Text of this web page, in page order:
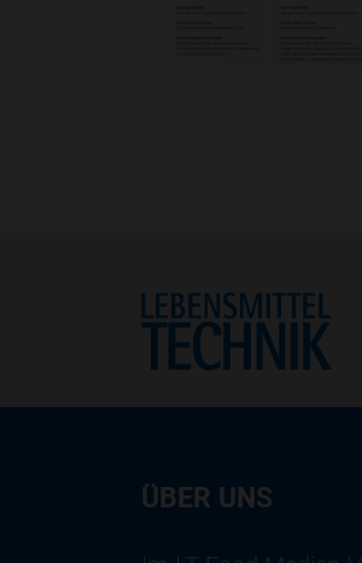
Home
ÜBER UNS